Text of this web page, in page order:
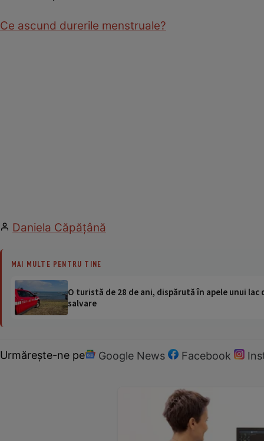
Ce ascund durerile menstruale?
Daniela Căpăţână
MAI MULTE PENTRU TINE
O turistă de 28 de ani, dispărută în apele unui
salvare
Urmărește-ne pe Google News Facebook